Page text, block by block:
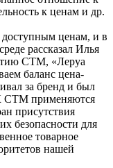
к ценам и др.
доступным ценам, и в
рассказал Илья
СТМ, «Леруа
баланс цена-
за бренд и был
СТМ применяются
присутствия
безопасности для
товарное
нашей